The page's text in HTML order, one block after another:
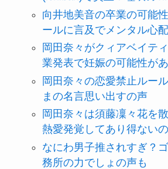
向井地美音の卒業の可能
ールに言及でメンタル心
岡田奈々がクィアベイテ
業発表で妊娠の可能性が
岡田奈々の恋愛禁止ルー
まの名言思い出すの声
岡田奈々は須藤凜々花を
熱愛発覚してあり得ないの
なにわ男子推されすぎ？
務所の力でしょの声も